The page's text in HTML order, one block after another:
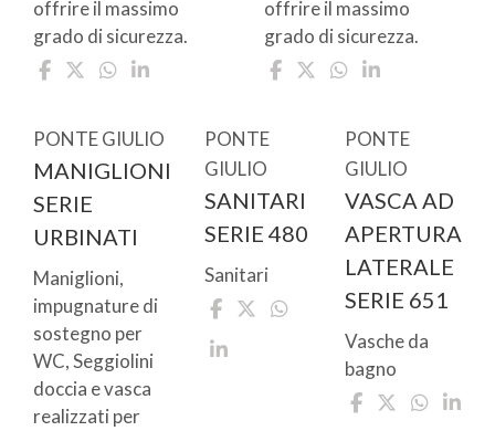
offrire il massimo
grado di sicurezza.
offrire il massimo
grado di sicurezza.
PONTE GIULIO
MANIGLIONI
SERIE
URBINATI
Maniglioni,
impugnature di
sostegno per
WC, Seggiolini
doccia e vasca
realizzati per
PONTE
GIULIO
SANITARI
SERIE 480
Sanitari
PONTE
GIULIO
VASCA AD
APERTURA
LATERALE
SERIE 651
Vasche da
bagno